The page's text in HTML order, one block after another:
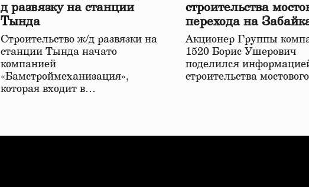
д развязку на станции
Тында
Строительство ж/д развязки на
станции Тында начато
компанией
«Бамстроймеханизация»,
которая входит в…
строительства
перехода на
железной дороге
Акционер Группы
1520 Борис Ушерович
поделился
строительства